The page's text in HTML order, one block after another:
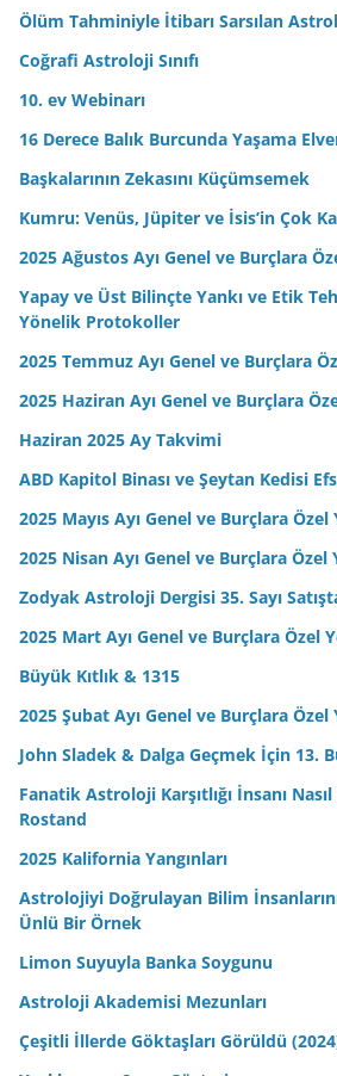
n
Ölüm Tahminiyle İtibarı Sarsılan
Coğrafi Astroloji Sınıfı
10. ev Webinarı
16 Derece Balık Burcunda Yaşama
Başkalarının Zekasını Küçümsemek
Kumru: Venüs, Jüpiter ve İsis’in Çok
2025 Ağustos Ayı Genel ve Burçlara
Yapay ve Üst Bilinçte Yankı ve Etik
Yönelik Protokoller
2025 Temmuz Ayı Genel ve Burçlara
2025 Haziran Ayı Genel ve Burçlara
Haziran 2025 Ay Takvimi
ABD Kapitol Binası ve Şeytan Kedisi
2025 Mayıs Ayı Genel ve Burçlara
2025 Nisan Ayı Genel ve Burçlara
Zodyak Astroloji Dergisi 35. Sayı
2025 Mart Ayı Genel ve Burçlara Özel
Büyük Kıtlık & 1315
2025 Şubat Ayı Genel ve Burçlara
John Sladek & Dalga Geçmek İçin 13.
Fanatik Astroloji Karşıtlığı İnsanı Nasıl
Rostand
2025 Kalifornia Yangınları
Astrolojiyi Doğrulayan Bilim
Ünlü Bir Örnek
Limon Suyuyla Banka Soygunu
Astroloji Akademisi Mezunları
Çeşitli İllerde Göktaşları Görüldü